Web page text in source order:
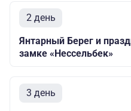
2 день
Янтарный Берег и
замке «Нессельбек»
3 день